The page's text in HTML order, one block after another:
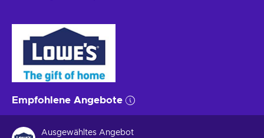
Empfohlene Angebote
Ausgewähltes Angebot